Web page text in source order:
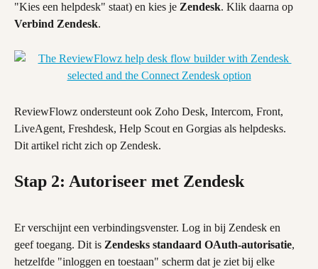
"Kies een helpdesk" staat) en kies je Zendesk. Klik daarna op
Verbind Zendesk.
ReviewFlowz ondersteunt ook Zoho Desk, Intercom, Front,
LiveAgent, Freshdesk, Help Scout en Gorgias als helpdesks.
Dit artikel richt zich op Zendesk.
Stap 2: Autoriseer met Zendesk
Er verschijnt een verbindingsvenster. Log in bij Zendesk en
geef toegang. Dit is Zendesks standaard OAuth-autorisatie,
hetzelfde "inloggen en toestaan" scherm dat je ziet bij elke